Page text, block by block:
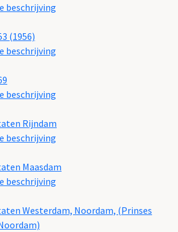
beschrijving
(1956)
beschrijving
beschrijving
Rijndam
beschrijving
Maasdam
beschrijving
Westerdam, Noordam, (Prinses